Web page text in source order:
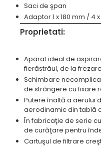
Instalatii de spalare a
Accesorii prelucrare metal
Universale de strung si
Falci pentru 3 bacuri PS3/
Falci pentru 4 bacuri PS4/
Flanșă
Fălcile pentru 3-bacuri DK11
Fălcile pentru 4-bacuri
Mandrine independente
Mandrină cu 3 fălci din
Saci de şpan
Adaptor 1 x 180 mm / 4
Proprietati:
Aparat ideal de
fierăstrăul, de la
Schimbare
de strângere cu fixare
Putere înaltă a aerului
aerodinamic din tablă
În fabricaţie de serie
de curăţare pentru
Cartuşul de filtrare